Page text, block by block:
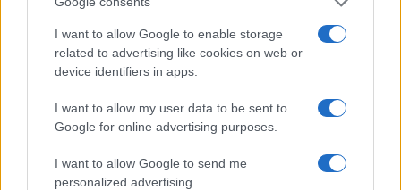
I want to allow Google to enable storage
related to advertising like cookies on web or
device identifiers in apps.
I want to allow my user data to be sent to
Google for online advertising purposes.
I want to allow Google to send me
personalized advertising.
Coldcard-wallets gehackt: miljoenen euro’s in bitcoin gestolen
Lotte de Vries · 5 aug 2026
CRYPTOVALUTA